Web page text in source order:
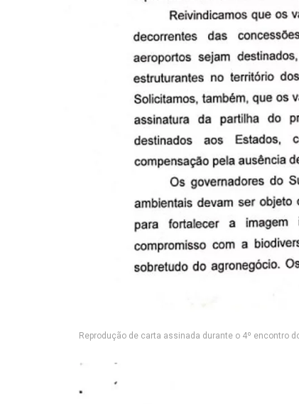
Reprodução de carta assinada durante o 4º encontro